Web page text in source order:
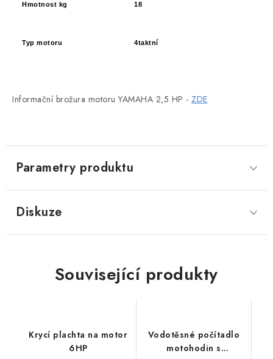
Hmotnost kg 18
Typ motoru 4taktní
Informační brožura motoru YAMAHA 2,5 HP - ZDE
Parametry produktu
Diskuze
Související produkty
Krycí plachta na motor
6HP
Vodotěsné počítadlo
motohodin s